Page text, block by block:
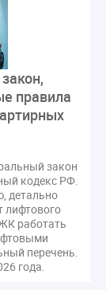
и ЖКХ
за ЖКУ
Пахомов
МКД
правила
закон
кодекс РФ.
детально
лифтового
работать
перечень.
года.